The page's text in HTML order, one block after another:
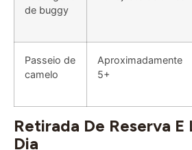
Passeio de
camelo
Aproximadamente
5+
Retirada De Reserva
Dia